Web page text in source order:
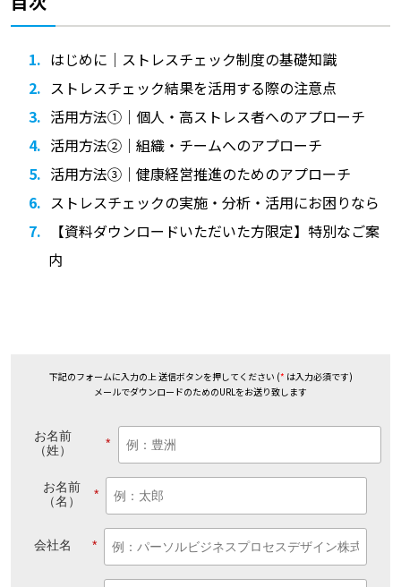
はじめに｜ストレスチェック制度の基礎知識
ストレスチェック結果を活用する際の注意点
活用方法①｜個人・高ストレス者へのアプローチ
活用方法②｜組織・チームへのアプローチ
活用方法③｜健康経営推進のためのアプローチ
ストレスチェックの実施・分析・活用にお困りなら
【資料ダウンロードいただいた方限定】特別なご案
内
下記のフォームに入力の上 送信ボタンを押してください (* は入力必須です)
メールでダウンロードのためのURLをお送り致します
*
お名前
（姓）
*
お名前
（名）
*
会社名